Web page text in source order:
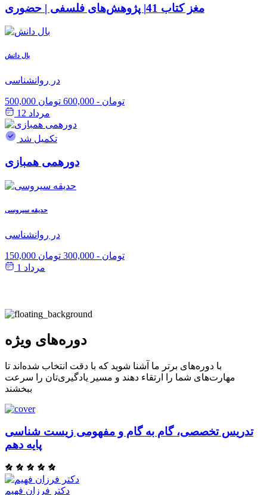
مغز کتاب 41| پژوهش‌های فلسفی | حضوری
بال دانش
در روانشناسی
500,000 تومان - 600,000 تومان
مرداد 12
تکمیل شد
دورهمی همبازی
حدیقه سیروسی
در روانشناسی
150,000 تومان - 300,000 تومان
مرداد 1
دوره‌های ویژه
با دوره‌های برتر ما آشنا شوید که با دقت انتخاب شده‌اند تا
مهارت‌های شما را ارتقاء دهند و مسیر یادگیری‌تان را سرعت
ببخشند
تدریس تخصصی، گام به گام و مفهومی زیست شناسی
پایه دهم
دکتر فرزان فهیم